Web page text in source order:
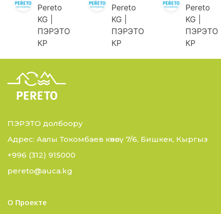
Pereto
KG |
ПЭРЭТО
КР
Pereto
KG |
ПЭРЭТО
КР
Pereto
KG |
ПЭРЭТО
КР
ПЭРЭТО долбоору
Адрес: Аалы Токомбаев көчөсү 7/6, Бишкек, Кыргыз
+996 (312) 915000
pereto@auca.kg
О Проекте